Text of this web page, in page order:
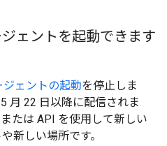
ェントを起動できます
ジェントの起動を停止しま
月 22 日以降に配信されま
たは API を使用して新しい
新しい場所です。